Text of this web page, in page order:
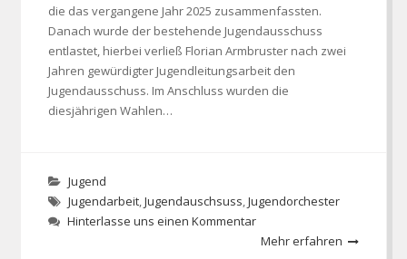
die das vergangene Jahr 2025 zusammenfassten.
Danach wurde der bestehende Jugendausschuss
entlastet, hierbei verließ Florian Armbruster nach zwei
Jahren gewürdigter Jugendleitungsarbeit den
Jugendausschuss. Im Anschluss wurden die
diesjährigen Wahlen…
Jugend
Jugendarbeit,Jugendauschsuss,Jugendorchester
Hinterlasse uns einen Kommentar
Mehr erfahren